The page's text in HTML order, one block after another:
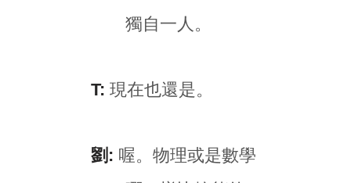
獨自一人。
T: 現在也還是。
劉: 喔。物理或是數學